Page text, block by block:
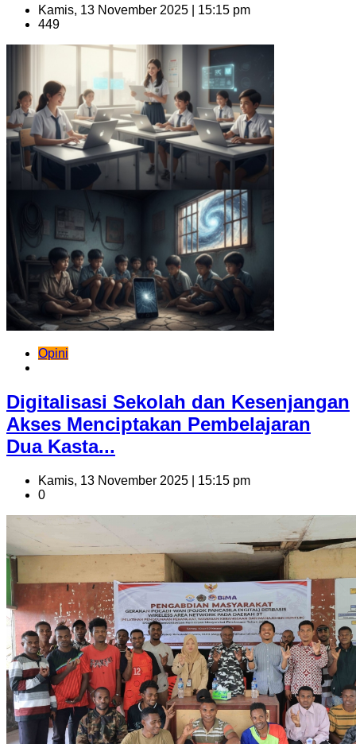
Kamis, 13 November 2025 | 15:15 pm
449
Opini
Digitalisasi Sekolah dan Kesenjangan
Akses Menciptakan Pembelajaran
Dua Kasta...
Kamis, 13 November 2025 | 15:15 pm
0